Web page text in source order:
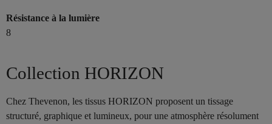
Résistance à la lumière
8
Collection HORIZON
Chez Thevenon, les tissus HORIZON proposent un tissage
structuré, graphique et lumineux, pour une atmosphère résolument